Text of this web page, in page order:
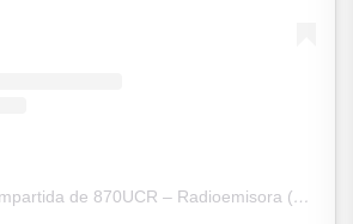
Una publicación compartida de 870UCR – Radioemisora (@870ucr)